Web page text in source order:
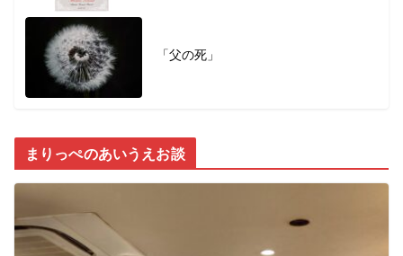
「父の死」
まりっぺのあいうえお談